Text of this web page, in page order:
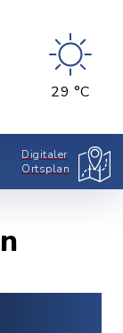
29 °C
Digitaler
Ortsplan